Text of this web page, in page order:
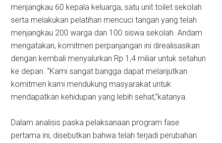
menjangkau 60 kepala keluarga, satu unit toilet sekolah
serta melakukan pelatihan mencuci tangan yang telah
menjangkau 200 warga dan 100 siswa sekolah. Andam
mengatakan, komitmen perpanjangan ini direalisasikan
dengan kembali menyalurkan Rp 1,4 miliar untuk setahun
ke depan. “Kami sangat bangga dapat melanjutkan
komitmen kami mendukung masyarakat untuk
mendapatkan kehidupan yang lebih sehat,”katanya.
Dalam analisis paska pelaksanaan program fase
pertama ini, disebutkan bahwa telah terjadi perubahan